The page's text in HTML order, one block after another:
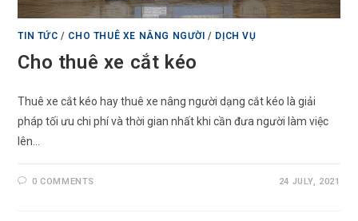
TIN TỨC / CHO THUÊ XE NÂNG NGƯỜI / DỊCH VỤ
Cho thuê xe cắt kéo
Thuê xe cắt kéo hay thuê xe nâng người dạng cắt kéo là giải
pháp tối ưu chi phí và thời gian nhất khi cần đưa người làm việc
lên…
0 COMMENTS 24 JULY, 2021